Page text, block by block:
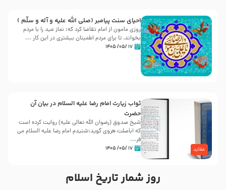
احیای سنت پیامبر (صلی الله علیه و آله و سلّم )
روزی مامون از امام تقاضا کرد که: نماز عید را با مردم
بخواند، تا برای مردم اطمینان بیشتری در این کار ...
۱۷ /۰۵/ ۱۴۰۵
عقاید
ثواب زیارت امام رضا علیه السلام در بیان آن
حضرت
شیخ صدوق (رضوان الله تعالی علیه) روایت کرده است
که اباصلت هروی گوید:شنیدم امام رضا علیه السلام می
فر...
۱۷ /۰۵/ ۱۴۰۵
روز شمار تاریخ اسلام